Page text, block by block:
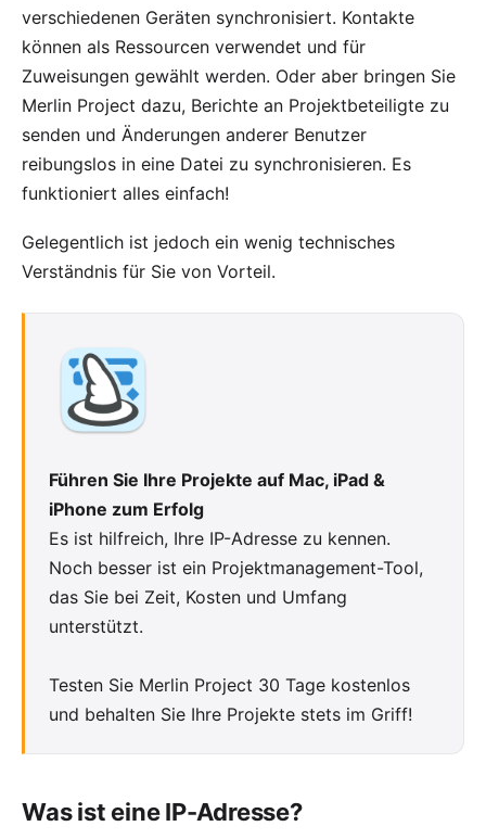
verschiedenen Geräten synchronisiert. Kontakte
können als Ressourcen verwendet und für
Zuweisungen gewählt werden. Oder aber bringen Sie
Merlin Project dazu, Berichte an Projektbeteiligte zu
senden und Änderungen anderer Benutzer
reibungslos in eine Datei zu synchronisieren. Es
funktioniert alles einfach!
Gelegentlich ist jedoch ein wenig technisches
Verständnis für Sie von Vorteil.
Führen Sie Ihre Projekte auf Mac, iPad &
iPhone zum Erfolg
Es ist hilfreich, Ihre IP-Adresse zu kennen.
Noch besser ist ein Projektmanagement-Tool,
das Sie bei Zeit, Kosten und Umfang
unterstützt.
Testen Sie Merlin Project 30 Tage kostenlos
und behalten Sie Ihre Projekte stets im Griff!
Was ist eine IP-Adresse?